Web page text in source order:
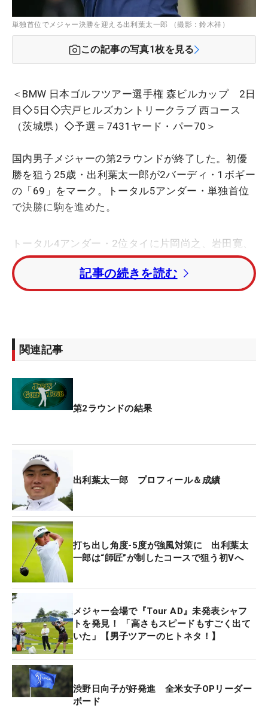
単独首位でメジャー決勝を迎える出利葉太一郎 （撮影：鈴木祥）
この記事の写真1枚を見る
＜BMW 日本ゴルフツアー選手権 森ビルカップ 2日
目◇5日◇宍戸ヒルズカントリークラブ 西コース
（茨城県）◇予選＝7431ヤード・パー70＞
国内男子メジャーの第2ラウンドが終了した。初優
勝を狙う25歳・出利葉太一郎が2バーディ・1ボギー
の「69」をマーク。トータル5アンダー・単独首位
で決勝に駒を進めた。
トータル4アンダー・2位タイに片岡尚之、岩田寛、
大西魁斗。トータル3アンダー・5位タイには小斉平
優和と若原亮太が続いた。
歳の近藤智弘らはトータル1アンダー・9位タイで予
選を通過した。
昨年覇者の蟬川泰果はトータル1オーバー・21位タ
イで決勝へ。2週連続優勝がかかっていたショー
賞金総額は1億5000万円。優勝者には3000万円が贈
られる。
記事の続きを読む
関連記事
第2ラウンドの結果
出利葉太一郎 プロフィール＆成績
打ち出し角度-5度が強風対策に 出利葉太
一郎は“師匠”が制したコースで狙う初Vへ
メジャー会場で『Tour AD』未発表シャフ
トを発見！ 「高さもスピードもすごく出て
いた」【男子ツアーのヒトネタ！】
渋野日向子が好発進 全米女子OPリーダー
ボード